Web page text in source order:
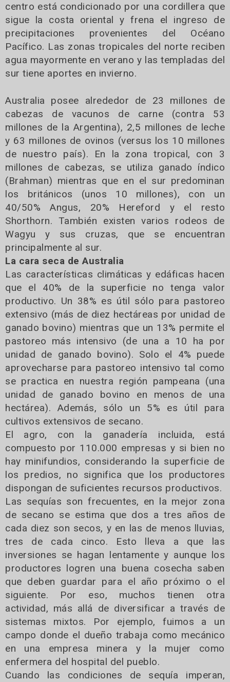
centro está condicionado por una cordillera que
sigue la costa oriental y frena el ingreso de
precipitaciones provenientes del Océano
Pacífico. Las zonas tropicales del norte reciben
agua mayormente en verano y las templadas del
sur tiene aportes en invierno.
Australia posee alrededor de 23 millones de
cabezas de vacunos de carne (contra 53
millones de la Argentina), 2,5 millones de leche
y 63 millones de ovinos (versus los 10 millones
de nuestro país). En la zona tropical, con 3
millones de cabezas, se utiliza ganado índico
(Brahman) mientras que en el sur predominan
los británicos (unos 10 millones), con un
40/50% Angus, 20% Hereford y el resto
Shorthorn. También existen varios rodeos de
Wagyu y sus cruzas, que se encuentran
principalmente al sur.
La cara seca de Australia
Las características climáticas y edáficas hacen
que el 40% de la superficie no tenga valor
productivo. Un 38% es útil sólo para pastoreo
extensivo (más de diez hectáreas por unidad de
ganado bovino) mientras que un 13% permite el
pastoreo más intensivo (de una a 10 ha por
unidad de ganado bovino). Solo el 4% puede
aprovecharse para pastoreo intensivo tal como
se practica en nuestra región pampeana (una
unidad de ganado bovino en menos de una
hectárea). Además, sólo un 5% es útil para
cultivos extensivos de secano.
El agro, con la ganadería incluida, está
compuesto por 110.000 empresas y si bien no
hay minifundios, considerando la superficie de
los predios, no significa que los productores
dispongan de suficientes recursos productivos.
Las sequías son frecuentes, en la mejor zona
de secano se estima que dos a tres años de
cada diez son secos, y en las de menos lluvias,
tres de cada cinco. Esto lleva a que las
inversiones se hagan lentamente y aunque los
productores logren una buena cosecha saben
que deben guardar para el año próximo o el
siguiente. Por eso, muchos tienen otra
actividad, más allá de diversificar a través de
sistemas mixtos. Por ejemplo, fuimos a un
campo donde el dueño trabaja como mecánico
en una empresa minera y la mujer como
enfermera del hospital del pueblo.
Cuando las condiciones de sequía imperan,